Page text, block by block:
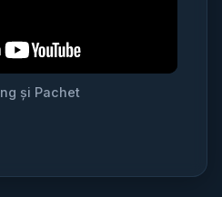
și Pachet